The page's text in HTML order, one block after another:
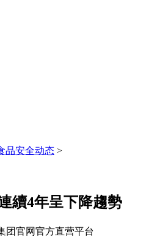
品安全动态 >
續4年呈下降趨勢
团官网官方直营平台